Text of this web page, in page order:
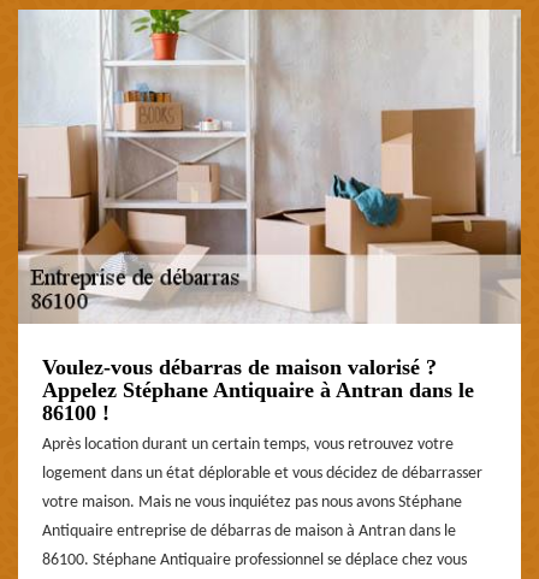
Voulez-vous débarras de maison valorisé ?
Appelez Stéphane Antiquaire à Antran dans le
86100 !
Après location durant un certain temps, vous retrouvez votre
logement dans un état déplorable et vous décidez de débarrasser
votre maison. Mais ne vous inquiétez pas nous avons Stéphane
Antiquaire entreprise de débarras de maison à Antran dans le
86100. Stéphane Antiquaire professionnel se déplace chez vous